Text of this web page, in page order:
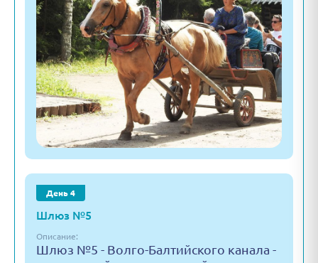
День 4
Шлюз №5
Описание:
Шлюз №5 - Волго-Балтийского канала -